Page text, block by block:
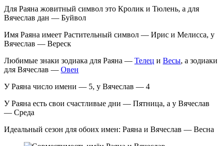
Для Раяна жовитный символ это Кролик и Тюлень, а для
Вячеслав дан — Буйвол
Имя Раяна имеет Растительный символ — Ирис и Мелисса, у
Вячеслав — Вереск
Любимые знаки зодиака для Раяна — Телец и Весы, а зодиаки
для Вячеслав — Овен
У Раяна число имени — 5, у Вячеслав — 4
У Раяна есть свои счастливые дни — Пятница, а у Вячеслав
— Среда
Идеальный сезон для обоих имен: Раяна и Вячеслав — Весна